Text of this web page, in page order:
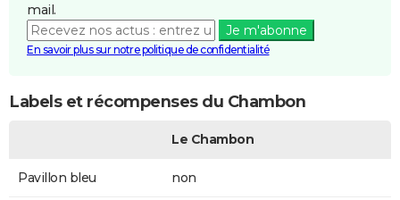
mail.
Je m'abonne
En savoir plus sur notre politique de confidentialité
Labels et récompenses du Chambon
Le Chambon
Pavillon bleu non